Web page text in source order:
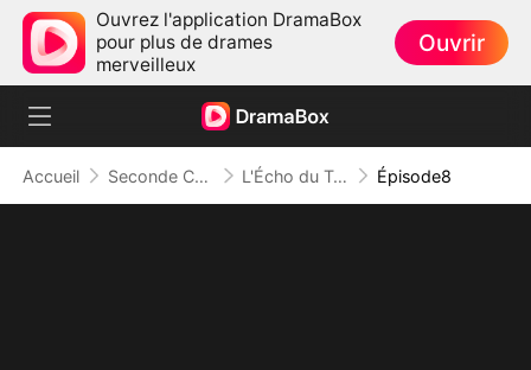
Ouvrez l'application DramaBox
pour plus de drames
merveilleux
Ouvrir
Accueil Seconde Chance L'Écho du Temps Perdu ( Doublé ) Épisode8